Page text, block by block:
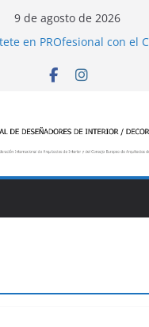
9 de agosto de 2026
en PROfesional con el
para mejoras de
2025